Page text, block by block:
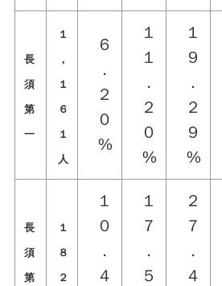
長
須
第
一
１
，
１
６
１
人
６
．
２
０
%
１
１
．
２
０
%
１
９
．
２
９
%
長
須
第
１
８
２
１
０
．
４
１
７
．
５
２
７
．
４